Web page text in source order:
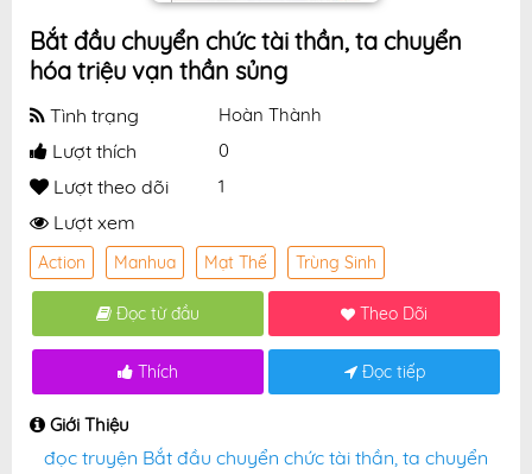
Bắt đầu chuyển chức tài thần, ta chuyển
hóa triệu vạn thần sủng
Tình trạng Hoàn Thành
Lượt thích 0
Lượt theo dõi 1
Lượt xem
Action Manhua Mạt Thế Trùng Sinh
Đọc từ đầu Theo Dõi
Thích Đọc tiếp
Giới Thiệu
đọc truyện Bắt đầu chuyển chức tài thần, ta chuyển